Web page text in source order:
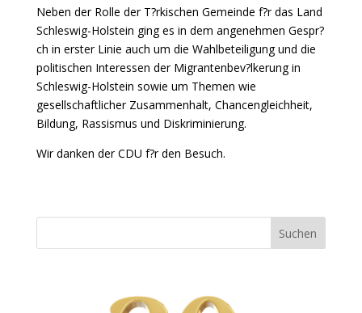
Neben der Rolle der T?rkischen Gemeinde f?r das Land
Schleswig-Holstein ging es in dem angenehmen Gespr?
ch in erster Linie auch um die Wahlbeteiligung und die
politischen Interessen der Migrantenbev?lkerung in
Schleswig-Holstein sowie um Themen wie
gesellschaftlicher Zusammenhalt, Chancengleichheit,
Bildung, Rassismus und Diskriminierung.
Wir danken der CDU f?r den Besuch.
Suchen